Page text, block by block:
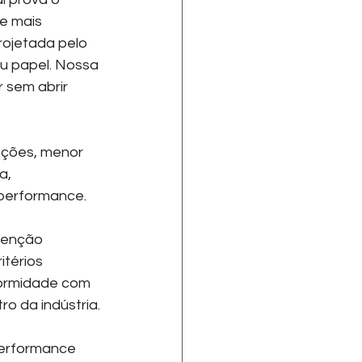
mais
pelo
papel. Nossa
sem abrir
menor
com
da indústria.